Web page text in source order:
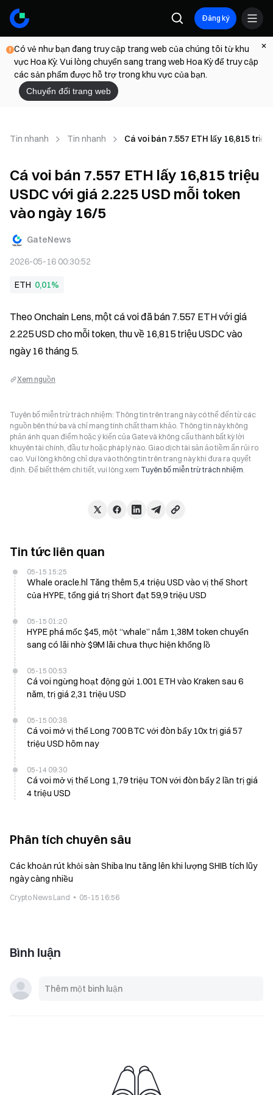
Đăng ký
Có vẻ như bạn đang truy cập trang web của chúng tôi từ khu
vực Hoa Kỳ. Vui lòng chuyển sang trang web Hoa Kỳ để truy cập
các sản phẩm được hỗ trợ trong khu vực của bạn.
Chuyển đổi trang web
Tin nhanh Tin nhanh Cá voi bán 7.557 ETH lấy 16,815
Cá voi bán 7.557 ETH lấy 16,815 triệu
USDC với giá 2.225 USD mỗi token
vào ngày 16/5
GateNews
2026-05-16 00:30:52
ETH 0,01%
Theo Onchain Lens, một cá voi đã bán 7.557 ETH với giá
2.225 USD cho mỗi token, thu về 16,815 triệu USDC vào
ngày 16 tháng 5.
Xem nguồn
Tuyên bố miễn trừ trách nhiệm: Thông tin trên trang này có thể đến từ các
nguồn bên thứ ba và chỉ mang tính chất tham khảo. Thông tin này không
phản ánh quan điểm hoặc ý kiến của Gate và không cấu thành bất kỳ lời
khuyên tài chính, đầu tư hoặc pháp lý nào. Giao dịch tài sản ảo tiềm ẩn rủi ro
cao. Vui lòng không chỉ dựa vào thông tin trên trang này khi đưa ra quyết
định. Để biết thêm chi tiết, vui lòng xem Tuyên bố miễn trừ trách nhiệm.
Tin tức liên quan
05-15 15:25
Whale oracle.hl Tăng thêm 5,4 triệu USD vào vị thế Short
của HYPE, tổng giá trị Short đạt 59,9 triệu USD
05-15 01:20
HYPE phá mốc $45, một “whale” nắm 1,38M token chuyển
sang có lãi nhờ $9M lãi chưa thực hiện khổng lồ
05-15 00:53
Cá voi ngừng hoạt động gửi 1.001 ETH vào Kraken sau 6
năm, trị giá 2,31 triệu USD
05-15 00:38
Cá voi mở vị thế Long 700 BTC với đòn bẩy 10x trị giá 57
triệu USD hôm nay
05-14 09:30
Cá voi mở vị thế Long 1,79 triệu TON với đòn bẩy 2 lần trị giá
4 triệu USD
Phân tích chuyên sâu
Các khoản rút khỏi sàn Shiba Inu tăng lên khi lượng SHIB tích lũy
ngày càng nhiều
Crypto News Land 05-15 16:56
Bình luận